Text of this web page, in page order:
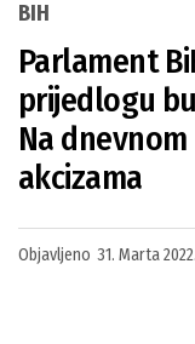
BIH
Parlament
prijedlogu
Na
akcizama
Objavljeno 31. Marta 2022.